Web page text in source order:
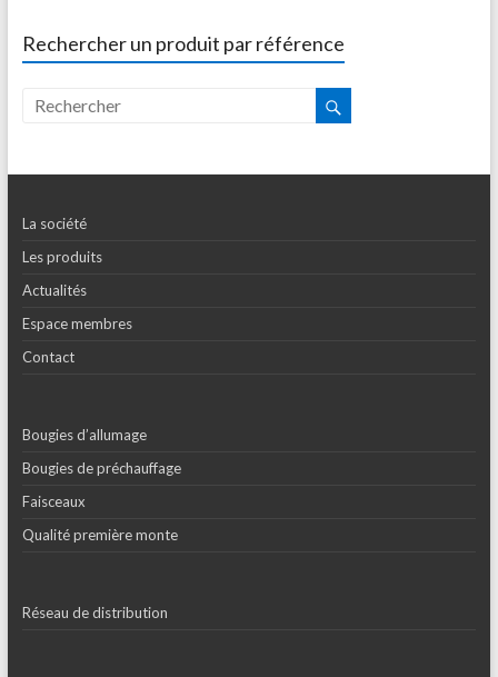
Rechercher un produit par référence
La société
Les produits
Actualités
Espace membres
Contact
Bougies d’allumage
Bougies de préchauffage
Faisceaux
Qualité première monte
Réseau de distribution